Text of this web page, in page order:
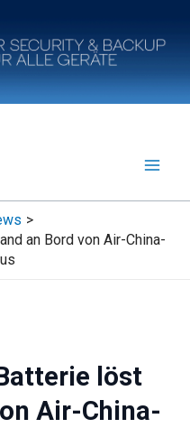
an Bord von Air-China-
löst
Air-China-